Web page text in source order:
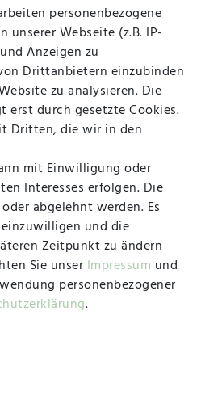
Kontakt
Freitag
personenbezogene
unserer Webseite (z.B. IP-
Anzeigen zu
Drittanbietern einzubinden
zu analysieren. Die
erst durch gesetzte Cookies.
Dritten, die wir in den
mit Einwilligung oder
Interesses erfolgen. Die
abgelehnt werden. Es
und die
Zeitpunkt zu ändern
Sie unser Impressum und
personenbezogener
.